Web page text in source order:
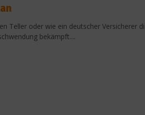
Teller oder wie ein deutscher Versicherer
bekämpft....